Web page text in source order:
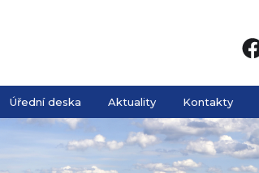
Úřední deska Aktuality Kontakty